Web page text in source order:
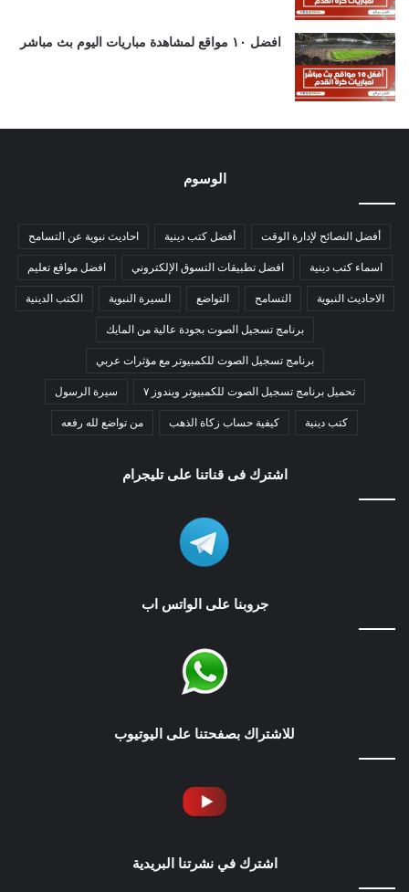
افضل ١٠ مواقع لمشاهدة مباريات اليوم بث مباشر
الوسوم
أفضل النصائح لإدارة الوقت أفضل كتب دينية احاديث نبوية عن التسامح
اسماء كتب دينية افضل تطبيقات التسوق الإلكتروني افضل مواقع تعليم
الاحاديث النبوية التسامح التواضع السيرة النبوية الكتب الدينية
برنامج تسجيل الصوت بجودة عالية من المايك
برنامج تسجيل الصوت للكمبيوتر مع مؤثرات عربي
تحميل برنامج تسجيل الصوت للكمبيوتر ويندوز ٧ سيرة الرسول
كتب دينية كيفية حساب زكاة الذهب من تواضع لله رفعه
اشترك فى قناتنا على تليجرام
جروبنا على الواتس اب
للاشتراك بصفحتنا على اليوتيوب
اشترك في نشرتنا البريدية